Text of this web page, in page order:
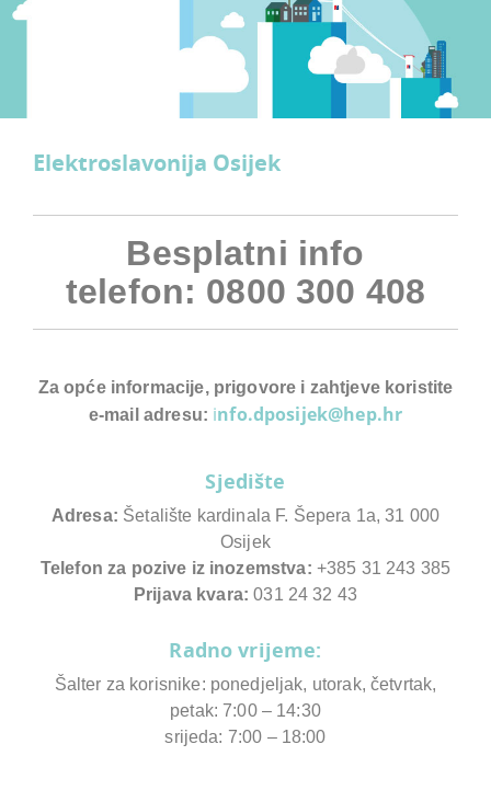
Elektroslavonija Osijek
Besplatni info
telefon: 0800 300 408
Za opće informacije, prigovore i zahtjeve koristite
e-mail adresu: info.dposijek@hep.hr
Sjedište
Adresa: Šetalište kardinala F. Šepera 1a, 31 000
Osijek
Telefon za pozive iz inozemstva: +385 31 243 385
Prijava kvara: 031 24 32 43
Radno vrijeme:
Šalter za korisnike: ponedjeljak, utorak, četvrtak,
petak: 7:00 – 14:30
srijeda: 7:00 – 18:00